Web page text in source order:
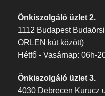
Önkiszolgáló üzlet 2.
1112 Budapest
ORLEN kút között)
Hétfő - Vasárnap: 06h-
Önkiszolgáló üzlet 3.
4030 Debrecen Kurucz